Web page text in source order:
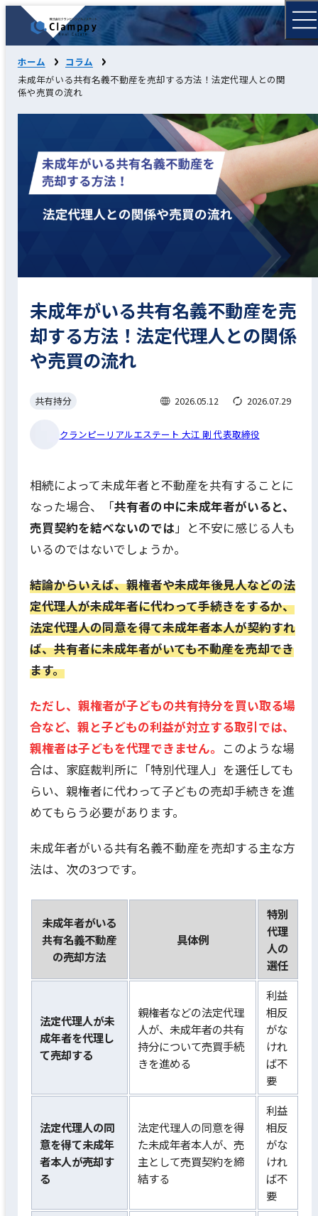
ホーム
コラム
未成年がいる共有名義不動産を売却する方法！法定代理人との関
係や売買の流れ
未成年がいる共有名義不動産を売
却する方法！法定代理人との関係
や売買の流れ
共有持分 2026.05.12 2026.07.29
クランピーリアルエステート 大江 剛 代表取締役
相続によって未成年者と不動産を共有することに
なった場合、「共有者の中に未成年者がいると、
売買契約を結べないのでは」と不安に感じる人も
いるのではないでしょうか。
結論からいえば、親権者や未成年後見人などの法
定代理人が未成年者に代わって手続きをするか、
法定代理人の同意を得て未成年者本人が契約すれ
ば、共有者に未成年者がいても不動産を売却でき
ます。
ただし、親権者が子どもの共有持分を買い取る場
合など、親と子どもの利益が対立する取引では、
親権者は子どもを代理できません。 このような場
合は、家庭裁判所に「特別代理人」を選任しても
らい、親権者に代わって子どもの売却手続きを進
めてもらう必要があります。
未成年者がいる共有名義不動産を売却する主な方
法は、次の3つです。
未成年者がいる
共有名義不動産
の売却方法
具体例
特別
代理
人の
選任
法定代理人が未
成年者を代理し
て売却する
親権者などの法定代理
人が、未成年者の共有
持分について売買手続
きを進める
利益
相反
がな
けれ
ば不
要
法定代理人の同
意を得て未成年
者本人が売却す
る
法定代理人の同意を得
た未成年者本人が、売
主として売買契約を締
結する
利益
相反
がな
けれ
ば不
要